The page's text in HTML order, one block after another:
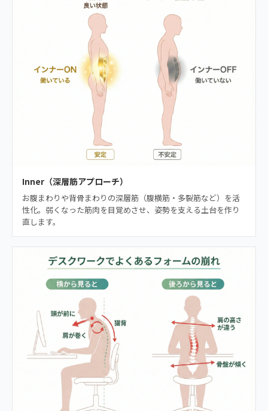
Inner（深層筋アプローチ）
お腹まわりや背骨まわりの深層筋（腹横筋・多裂筋など）を活
性化。弱くなった筋肉を目覚めさせ、姿勢を支える土台を作り
直します。